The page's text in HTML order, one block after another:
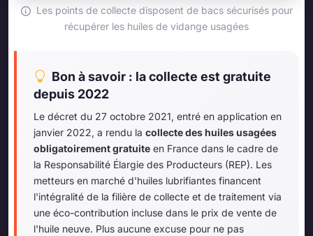
Les points de collecte disposent de bacs sécurisés pour
récupérer les huiles de vidange usagées
Bon à savoir : la collecte est gratuite
depuis 2022
Le décret du 27 octobre 2021, entré en application en
janvier 2022, a rendu la collecte des huiles usagées
obligatoirement gratuite en France dans le cadre de
la Responsabilité Élargie des Producteurs (REP). Les
metteurs en marché d'huiles lubrifiantes financent
l'intégralité de la filière de collecte et de traitement via
une éco-contribution incluse dans le prix de vente de
l'huile neuve. Plus aucune excuse pour ne pas